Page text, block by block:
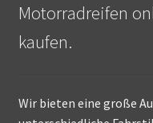
Motorradreifen
kaufen.
Wir bieten eine große